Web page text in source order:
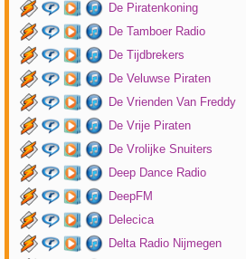
De Piratenkoning
De Tamboer Radio
De Tijdbrekers
De Veluwse Piraten
De Vrienden Van Freddy
De Vrije Piraten
De Vrolijke Snuiters
Deep Dance Radio
DeepFM
Delecica
Delta Radio Nijmegen